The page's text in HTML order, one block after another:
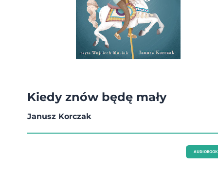
Kiedy znów będę mały
Janusz Korczak
AUDIOBOOK